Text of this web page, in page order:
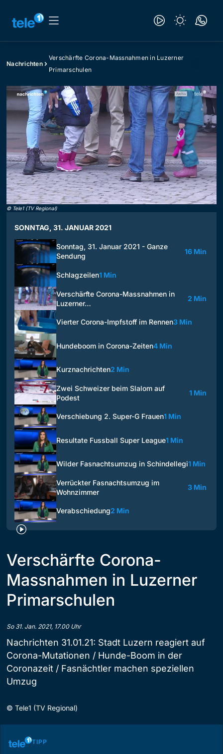
Nachrichten
Verschärfte Corona-Massnahmen in Luzerner
Primarschulen
© Tele1 (TV Regional)
SONNTAG, 31. JANUAR 2021
Sonntag, 31. Januar 2021 - Ganze
Sendung
16 Min
Schlagzeilen1 Min
Verschärfte Corona-Massnahmen in
Luzerner…
2 Min
Vierter Corona-Impfstoff im Rennen3 Min
Hundeboom in Corona-Zeiten4 Min
Kurznachrichten2 Min
Zwei Schweizer beim Slalom auf
Podest
1 Min
Verschiebung 2. Super-G Frauen1 Min
Resultate Fussball Super League1 Min
Wilder Fasnachtsumzug in Schindellegi1 Min
Verrückter Fasnachtsumzug im
Wohnzimmer
3 Min
Verabschiedung2 Min
Verschärfte Corona-
Massnahmen in Luzerner
Primarschulen
So 31. Jan. 2021, 17.00 Uhr
Nachrichten 31.01.21: Stadt Luzern reagiert auf
Corona-Mutationen / Hunde-Boom in der
Coronazeit / Fasnächtler machen speziellen
Umzug
© Tele1 (TV Regional)
TIPP